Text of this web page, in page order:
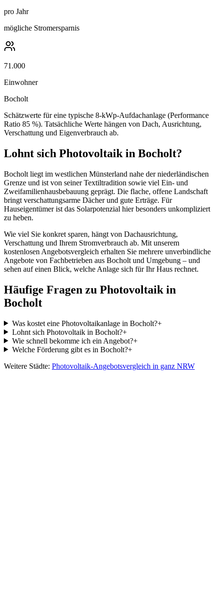
pro Jahr
mögliche Stromersparnis
71.000
Einwohner
Bocholt
Schätzwerte für eine typische 8-kWp-Aufdachanlage (Performance
Ratio 85 %). Tatsächliche Werte hängen von Dach, Ausrichtung,
Verschattung und Eigenverbrauch ab.
Lohnt sich Photovoltaik in Bocholt?
Bocholt liegt im westlichen Münsterland nahe der niederländischen
Grenze und ist von seiner Textiltradition sowie viel Ein- und
Zweifamilienhausbebauung geprägt. Die flache, offene Landschaft
bringt verschattungsarme Dächer und gute Erträge. Für
Hauseigentümer ist das Solarpotenzial hier besonders unkompliziert
zu heben.
Wie viel Sie konkret sparen, hängt von Dachausrichtung,
Verschattung und Ihrem Stromverbrauch ab. Mit unserem
kostenlosen Angebotsvergleich erhalten Sie mehrere unverbindliche
Angebote von Fachbetrieben aus Bocholt und Umgebung – und
sehen auf einen Blick, welche Anlage sich für Ihr Haus rechnet.
Häufige Fragen zu Photovoltaik in
Bocholt
Was kostet eine Photovoltaikanlage in Bocholt?+
Lohnt sich Photovoltaik in Bocholt?+
Wie schnell bekomme ich ein Angebot?+
Welche Förderung gibt es in Bocholt?+
Weitere Städte: Photovoltaik-Angebotsvergleich in ganz NRW